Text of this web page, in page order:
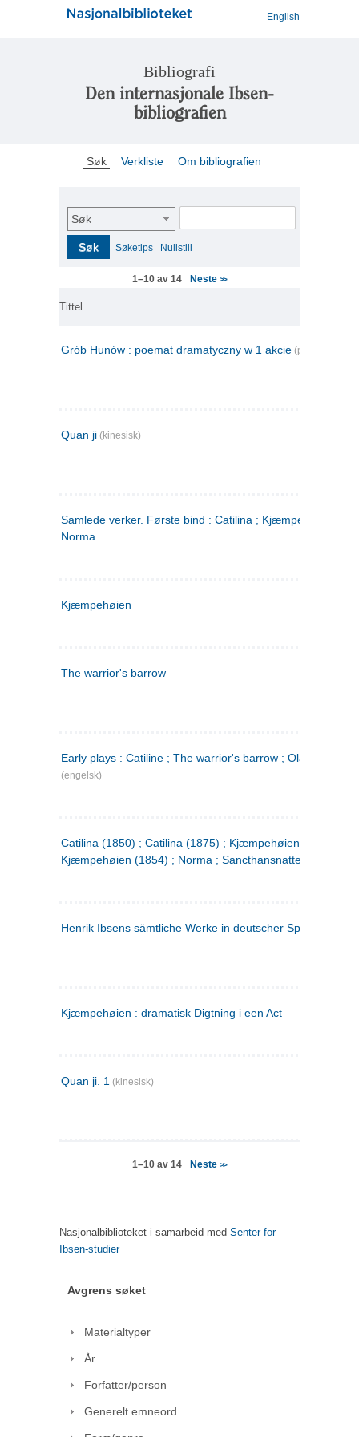
English
Bibliografi
Den internasjonale Ibsen-
bibliografien
Søk Verkliste Om bibliografien
Søk
Søk Søketips Nullstill
1–10 av 14 Neste>>
Tittel
Grób Hunów : poemat dramatyczny w 1 akcie (polsk)
Quan ji (kinesisk)
Samlede verker. Første bind : Catilina ; Kjæmpehøien ;
Norma
Kjæmpehøien
The warrior's barrow
Early plays : Catiline ; The warrior's barrow ; Olaf Liljekrans
(engelsk)
Catilina (1850) ; Catilina (1875) ; Kjæmpehøien (1850) ;
Kjæmpehøien (1854) ; Norma ; Sancthansnatten
Henrik Ibsens sämtliche Werke in deutscher Sprache. 2
Kjæmpehøien : dramatisk Digtning i een Act
Quan ji. 1 (kinesisk)
1–10 av 14 Neste>>
Nasjonalbiblioteket i samarbeid med Senter for
Ibsen-studier
Avgrens søket
Materialtyper
År
Forfatter/person
Generelt emneord